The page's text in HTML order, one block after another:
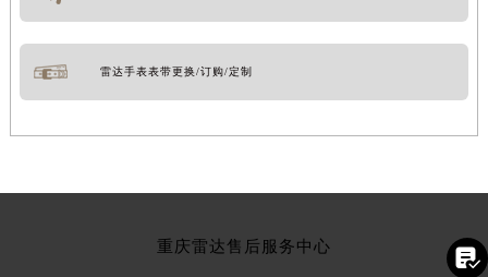
雷达手表表带更换/订购/定制
重庆雷达售后服务中心
